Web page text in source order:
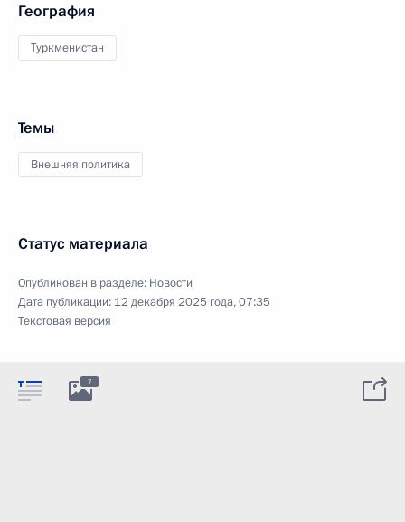
География
Туркменистан
Темы
Внешняя политика
Статус материала
Опубликован в разделе: Новости
Дата публикации: 12 декабря 2025 года, 07:35
Текстовая версия
7